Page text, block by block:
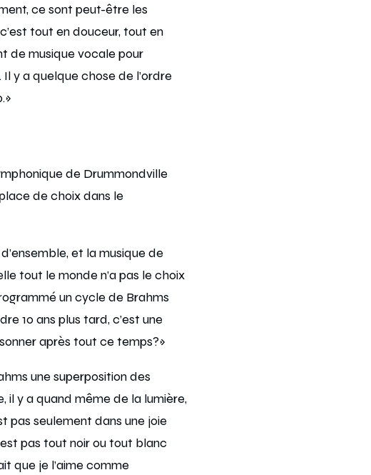
ce sont peut-être les
tout en douceur, tout en
de musique vocale pour
y a quelque chose de l’ordre
de Drummondville
de choix dans le
et la musique de
tout le monde n’a pas le choix
un cycle de Brahms
10 ans plus tard, c’est une
après tout ce temps?»
une superposition des
il y a quand même de la lumière,
pas seulement dans une joie
pas tout noir ou tout blanc
que je l’aime comme